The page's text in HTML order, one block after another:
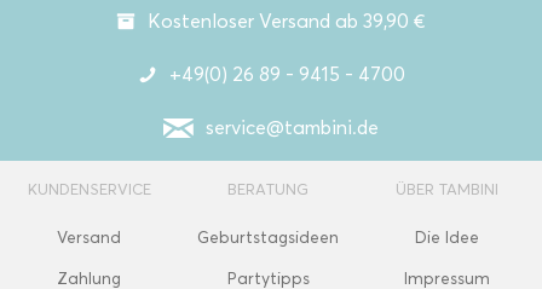
Kostenloser Versand ab 39,90 €
+49(0) 26 89 - 9415 - 4700
service@tambini.de
KUNDENSERVICE
Versand
Zahlung
BERATUNG
Geburtstagsideen
Partytipps
ÜBER TAMBINI
Die Idee
Impressum